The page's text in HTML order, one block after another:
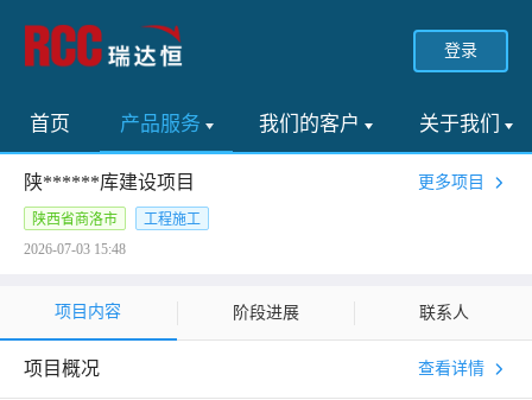
登录
首页 产品服务 我们的客户 关于我们
陕******库建设项目 更多项目
陕西省商洛市
工程施工
2026-07-03 15:48
项目内容 阶段进展 联系人
项目概况 查看详情